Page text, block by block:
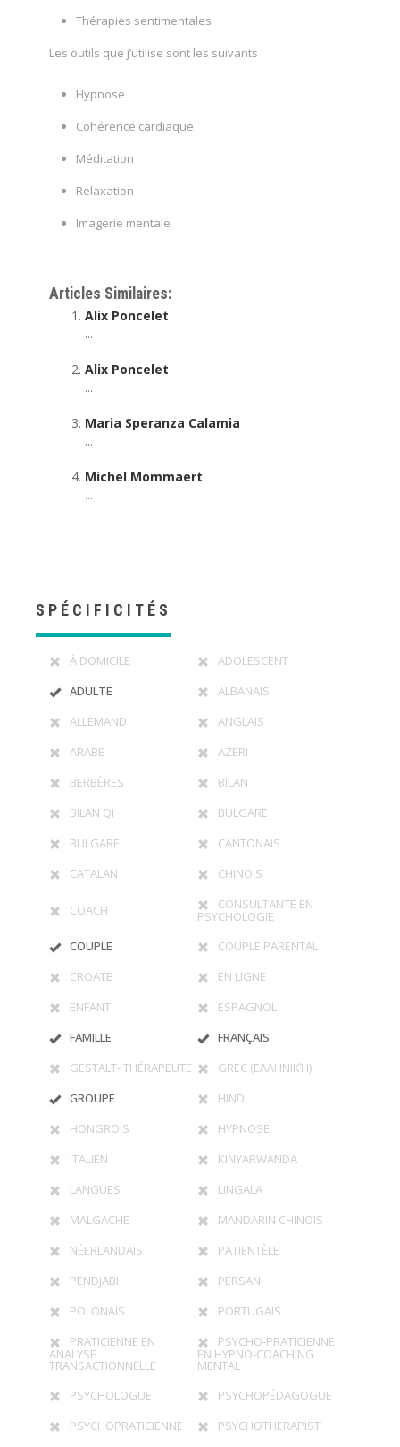
Thérapies sentimentales
Les outils que j’utilise sont les suivants :
Hypnose
Cohérence cardiaque
Méditation
Relaxation
Imagerie mentale
Articles Similaires:
Alix Poncelet
...
Alix Poncelet
...
Maria Speranza Calamia
...
Michel Mommaert
...
SPÉCIFICITÉS
À DOMICILE
ADOLESCENT
ADULTE
ALBANAIS
ALLEMAND
ANGLAIS
ARABE
AZERI
BERBÈRES
BILAN
BILAN QI
BULGARE
BULGARE
CANTONAIS
CATALAN
CHINOIS
COACH CONSULTANTE EN
PSYCHOLOGIE
COUPLE
COUPLE PARENTAL
CROATE
EN LIGNE
ENFANT
ESPAGNOL
FAMILLE
FRANÇAIS
GESTALT- THÉRAPEUTE
GREC (ΕΛΛΗΝΙΚΉ)
GROUPE
HINDI
HONGROIS
HYPNOSE
ITALIEN
KINYARWANDA
LANGUES
LINGALA
MALGACHE
MANDARIN CHINOIS
NÉERLANDAIS
PATIENTÈLE
PENDJABI
PERSAN
POLONAIS
PORTUGAIS
PRATICIENNE EN
ANALYSE
TRANSACTIONNELLE
PSYCHO-PRATICIENNE
EN HYPNO-COACHING
MENTAL
PSYCHOLOGUE
PSYCHOPÉDAGOGUE
PSYCHOPRATICIENNE
PSYCHOTHERAPIST